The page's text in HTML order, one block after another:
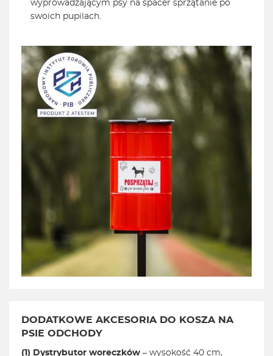
wyprowadzającym psy na spacer sprzątanie po
swoich pupilach.
DODATKOWE AKCESORIA DO KOSZA NA
PSIE ODCHODY
(1) Dystrybutor woreczków – wysokość 40 cm,